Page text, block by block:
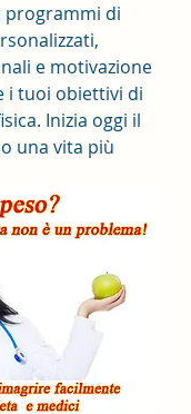
programmi di
e motivazione
i tuoi obiettivi di
Inizia oggi il
una vita più